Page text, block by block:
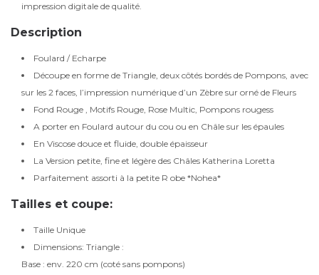
impression digitale de qualité.
Description
Foulard / Echarpe
Découpe en forme de Triangle, deux côtés bordés de Pompons, avec
sur les 2 faces, l’impression numérique d’un Zèbre sur orné de Fleurs
Fond Rouge , Motifs Rouge, Rose Multic, Pompons rougess
A porter en Foulard autour du cou ou en Châle sur les épaules
En Viscose douce et fluide, double épaisseur
La Version petite, fine et légère des Châles Katherina Loretta
Parfaitement assorti à la petite R obe *Nohea*
Tailles et coupe:
Taille Unique
Dimensions: Triangle :
Base : env. 220 cm (coté sans pompons)